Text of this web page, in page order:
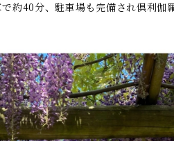
約40分、駐車場も完備され倶利伽